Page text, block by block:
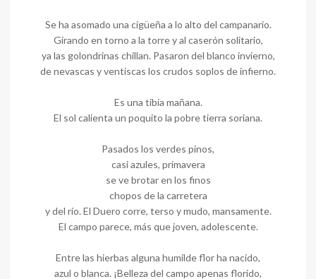
Se ha asomado una cigüeña a lo alto del campanario.
Girando en torno a la torre y al caserón solitario,
ya las golondrinas chillan. Pasaron del blanco invierno,
de nevascas y ventiscas los crudos soplos de infierno.
Es una tibia mañana.
El sol calienta un poquito la pobre tierra soriana.
Pasados los verdes pinos,
casi azules, primavera
se ve brotar en los finos
chopos de la carretera
y del río. El Duero corre, terso y mudo, mansamente.
El campo parece, más que joven, adolescente.
Entre las hierbas alguna humilde flor ha nacido,
azul o blanca. ¡Belleza del campo apenas florido,